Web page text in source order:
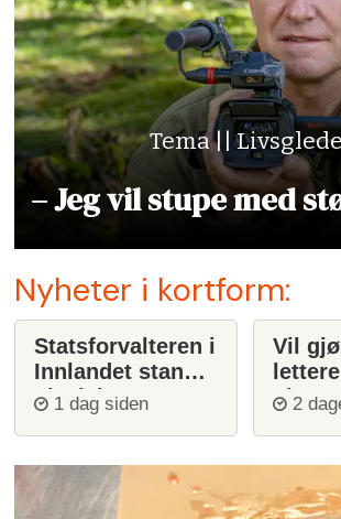
Tema || Livsglede
– Jeg vil stupe med
Nyheter i kortform:
Statsforvalteren i
Innlandet stanser
ulvejakt
1 dag siden
Vil
ulv
2